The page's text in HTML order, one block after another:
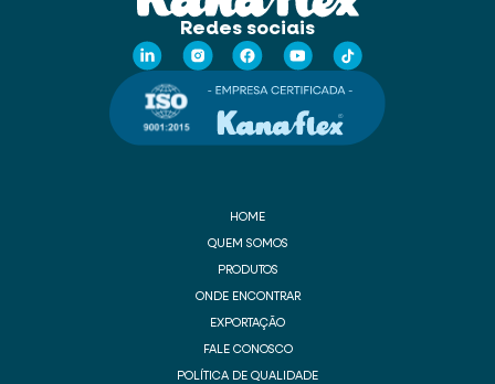
Redes sociais
HOME
QUEM SOMOS
PRODUTOS
ONDE ENCONTRAR
EXPORTAÇÃO
FALE CONOSCO
POLÍTICA DE QUALIDADE